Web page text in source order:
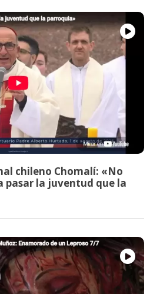
chileno Chomalí: «No
pasar la juventud que la